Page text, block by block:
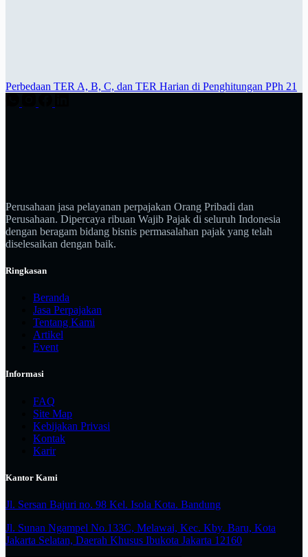
Perbedaan TER A, B, C, dan TER Harian di Penghitungan PPh 21
Perusahaan jasa pelayanan perpajakan Orang Pribadi dan
Perusahaan. Dipercaya ribuan Wajib Pajak di seluruh Indonesia
dengan beragam bidang bisnis permasalahan pajak yang telah
diselesaikan dengan baik.
Ringkasan
Beranda
Jasa Perpajakan
Tentang Kami
Artikel
Event
Informasi
FAQ
Site Map
Kebijakan Privasi
Kontak
Karir
Kantor Kami
Jl. Sersan Bajuri no. 98 Kel. Isola Kota. Bandung
Jl. Sunan Ngampel No.133C, Melawai, Kec. Kby. Baru, Kota
Jakarta Selatan, Daerah Khusus Ibukota Jakarta 12160